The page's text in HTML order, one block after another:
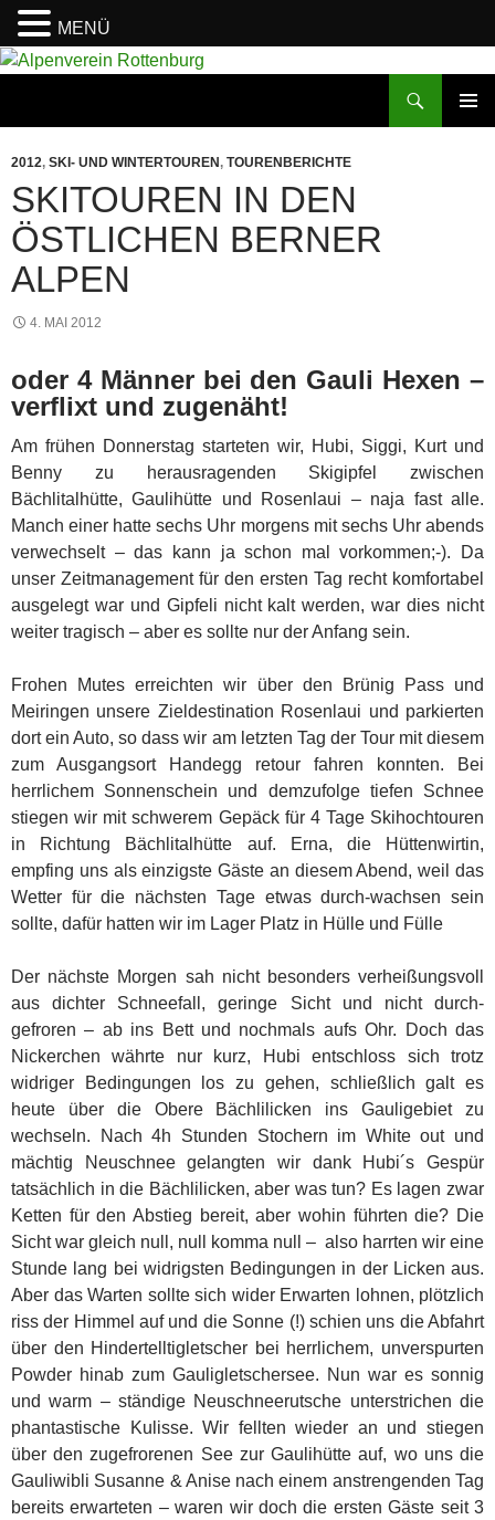
Zum
2012, SKI- UND WINTERTOUREN, TOURENBERICHTE
SKITOUREN IN DEN
ÖSTLICHEN BERNER
ALPEN
4. MAI 2012
oder 4 Männer bei den Gauli Hexen –
verflixt und zugenäht!
Am frühen Donnerstag starteten wir, Hubi, Siggi, Kurt und
Benny zu herausragenden Skigipfel zwischen
Bächlitalhütte, Gaulihütte und Rosenlaui – naja fast alle.
Manch einer hatte sechs Uhr morgens mit sechs Uhr abends
verwechselt – das kann ja schon mal vorkommen;-). Da
unser Zeitmanagement für den ersten Tag recht komfortabel
ausgelegt war und Gipfeli nicht kalt werden, war dies nicht
weiter tragisch – aber es sollte nur der Anfang sein.
Frohen Mutes erreichten wir über den Brünig Pass und
Meiringen unsere Zieldestination Rosenlaui und parkierten
dort ein Auto, so dass wir am letzten Tag der Tour mit diesem
zum Ausgangsort Handegg retour fahren konnten. Bei
herrlichem Sonnenschein und demzufolge tiefen Schnee
stiegen wir mit schwerem Gepäck für 4 Tage Skihochtouren
in Richtung Bächlitalhütte auf. Erna, die Hüttenwirtin,
empfing uns als einzigste Gäste an diesem Abend, weil das
Wetter für die nächsten Tage etwas durch-wachsen sein
sollte, dafür hatten wir im Lager Platz in Hülle und Fülle
Der nächste Morgen sah nicht besonders verheißungsvoll
aus dichter Schneefall, geringe Sicht und nicht durch-
gefroren – ab ins Bett und nochmals aufs Ohr. Doch das
Nickerchen währte nur kurz, Hubi entschloss sich trotz
widriger Bedingungen los zu gehen, schließlich galt es
heute über die Obere Bächlilicken ins Gauligebiet zu
wechseln. Nach 4h Stunden Stochern im White out und
mächtig Neuschnee gelangten wir dank Hubi´s Gespür
tatsächlich in die Bächlilicken, aber was tun? Es lagen zwar
Ketten für den Abstieg bereit, aber wohin führten die? Die
Sicht war gleich null, null komma null – also harrten wir eine
Stunde lang bei widrigsten Bedingungen in der Licken aus.
Aber das Warten sollte sich wider Erwarten lohnen, plötzlich
riss der Himmel auf und die Sonne (!) schien uns die Abfahrt
über den Hindertelltigletscher bei herrlichem, unverspurten
Powder hinab zum Gauligletschersee. Nun war es sonnig
und warm – ständige Neuschneerutsche unterstrichen die
phantastische Kulisse. Wir fellten wieder an und stiegen
über den zugefrorenen See zur Gaulihütte auf, wo uns die
Gauliwibli Susanne & Anise nach einem anstrengenden Tag
bereits erwarteten – waren wir doch die ersten Gäste seit 3
MENÜ